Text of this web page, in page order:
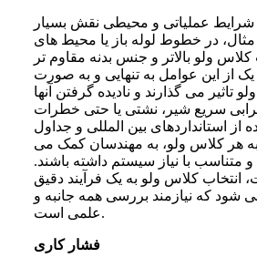
شرایط عملیاتی و محیطی نقش بسیار
در خطوط لوله باز یا محیط های
کلاس ولو بالاتر و جنس بدنه مقاوم تر
از این عوامل به تنهایی و به صورت
تاثیر می گذارند و نادیده گرفتن آنها
سریع شیر، نشتی یا حتی خطرات
از استانداردهای بین المللی و جداول
هر کلاس ولو، به مهندسان کمک می
و متناسب با نیاز سیستم داشته باشند.
انتخاب کلاس ولو به یک فرآیند دقیق
شود که نیازمند بررسی همه جانبه و
علمی است.
فشار کاری